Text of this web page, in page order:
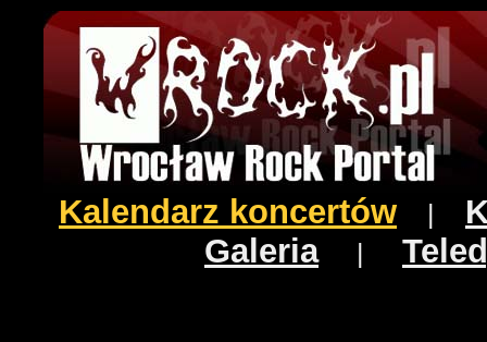
Kalendarz koncertów
Galeria|